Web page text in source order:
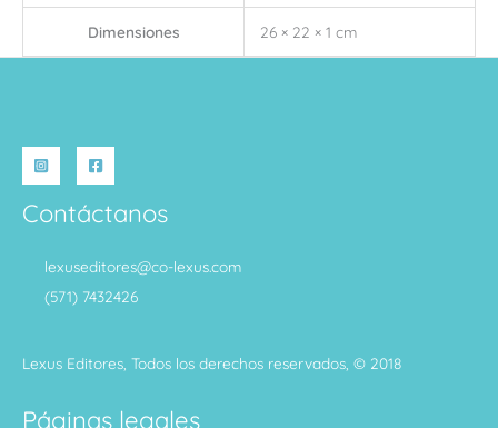
Dimensiones 26 × 22 × 1 cm
Contáctanos
lexuseditores@co-lexus.com
(571) 7432426
Lexus Editores, Todos los derechos reservados, © 2018
Páginas legales